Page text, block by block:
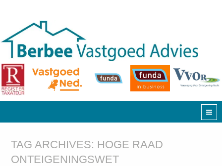
TAG ARCHIVES: HOGE RAAD
ONTEIGENINGSWET